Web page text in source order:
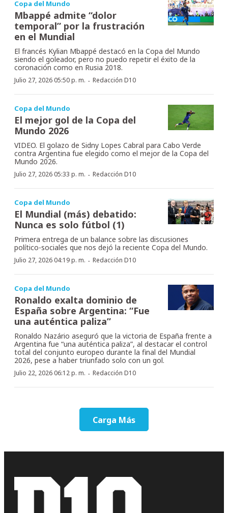
Copa del Mundo
Mbappé admite “dolor
temporal” por la frustración
en el Mundial
El francés Kylian Mbappé destacó en la Copa del Mundo
siendo el goleador, pero no puedo repetir el éxito de la
coronación como en Rusia 2018.
Julio 27, 2026 05:50 p. m. · Redacción D10
Copa del Mundo
El mejor gol de la Copa del
Mundo 2026
VIDEO. El golazo de Sidny Lopes Cabral para Cabo Verde
contra Argentina fue elegido como el mejor de la Copa del
Mundo 2026.
Julio 27, 2026 05:33 p. m. · Redacción D10
Copa del Mundo
El Mundial (más) debatido:
Nunca es solo fútbol (1)
Primera entrega de un balance sobre las discusiones
político-sociales que nos dejó la reciente Copa del Mundo.
Julio 27, 2026 04:19 p. m. · Redacción D10
Copa del Mundo
Ronaldo exalta dominio de
España sobre Argentina: “Fue
una auténtica paliza”
Ronaldo Nazário aseguró que la victoria de España frente a
Argentina fue “una auténtica paliza”, al destacar el control
total del conjunto europeo durante la final del Mundial
2026, pese a haber triunfado solo con un gol.
Julio 22, 2026 06:12 p. m. · Redacción D10
Carga Más